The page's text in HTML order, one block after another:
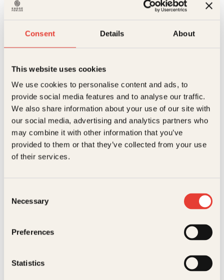
Consent Details About
This website uses cookies
We use cookies to personalise content and ads, to
provide social media features and to analyse our traffic.
We also share information about your use of our site with
our social media, advertising and analytics partners who
may combine it with other information that you’ve
provided to them or that they’ve collected from your use
of their services.
Selection
Necessary
Preferences
Statistics
Ikke på lager
Ikke tilgjengelig (årsak uspesifisert)
Beskrivelse
Forfatteren er offiser i militæret og har vært i
han om hvordan det er å utkjempe krig på den andre
siden av jorda. Han forteller blant annet om skarpe
trefninger, angrep og tap av kamerater, vennskap
mellom soldatene og møter med sivile afghanere.
Ekstra detaljer
Forlag Kagge Forlag AS,
Sjangere
Hverdagsbetraktninger,Personlige
beretninger
Målgruppe
Voksen
Språk nob
ISBN 9788248911142
Litteraturtype
Dimensjoner
Relaterte produkter
Snøen som falt i
Les mer